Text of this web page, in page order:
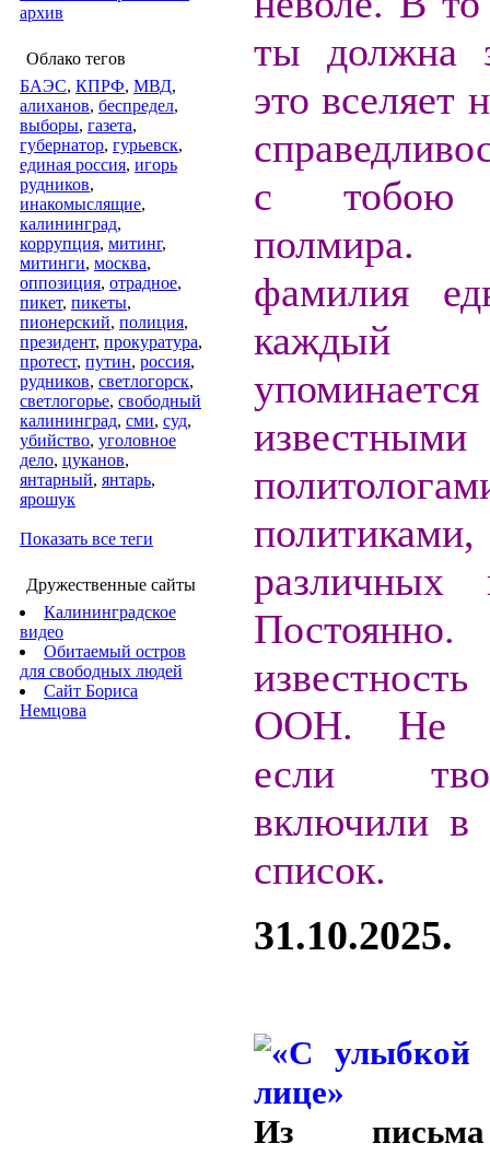
архив
Облако тегов
БАЭС, КПРФ, МВД,
алиханов, беспредел,
выборы, газета,
губернатор, гурьевск,
единая россия, игорь
рудников,
инакомыслящие,
калининград,
коррупция, митинг,
митинги, москва,
оппозиция, отрадное,
пикет, пикеты,
пионерский, полиция,
президент, прокуратура,
протест, путин, россия,
рудников, светлогорск,
светлогорье, свободный
калининград, сми, суд,
убийство, уголовное
дело, цуканов,
янтарный, янтарь,
ярошук
Показать все теги
Дружественные сайты
Калининградское
видео
Обитаемый остров
для свободных людей
Сайт Бориса
Немцова
ты должна
это вселяет
с тобою
фамилия
упоминается
известными
различных
ООН. Не
если
включили в
список.
31.10.2025.
Из